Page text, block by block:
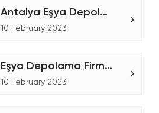
Antalya Eşya Depolama Talebin'de Bulunmanız
10 February 2023
Eşya Depolama Firmaları Seçerken Dikkat Etmeniz Gerekenler!
10 February 2023